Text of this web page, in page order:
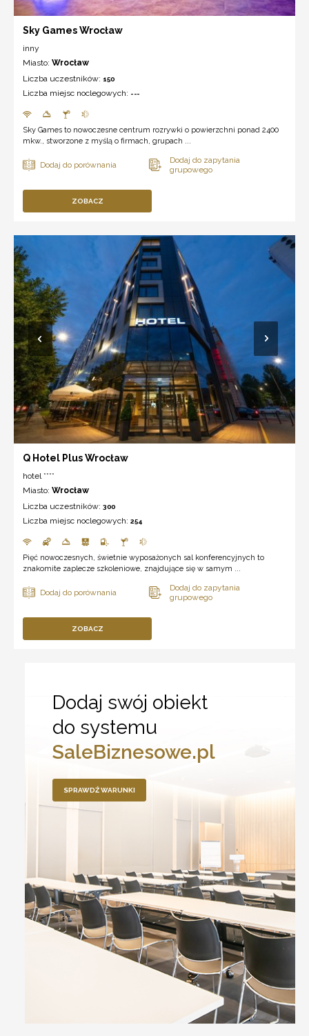
Sky Games Wrocław
inny
Miasto: Wrocław
Liczba uczestników: 150
Liczba miejsc noclegowych: ---
Sky Games to nowoczesne centrum rozrywki o powierzchni ponad 2400
mkw., stworzone z myślą o firmach, grupach ...
ZOBACZ
Q Hotel Plus Wrocław
hotel ****
Miasto: Wrocław
Liczba uczestników: 300
Liczba miejsc noclegowych: 254
Pięć nowoczesnych, świetnie wyposażonych sal konferencyjnych to
znakomite zaplecze szkoleniowe, znajdujące się w samym ...
ZOBACZ
Dodaj swój obiekt
do systemu
SaleBiznesowe.pl
SPRAWDŹ WARUNKI